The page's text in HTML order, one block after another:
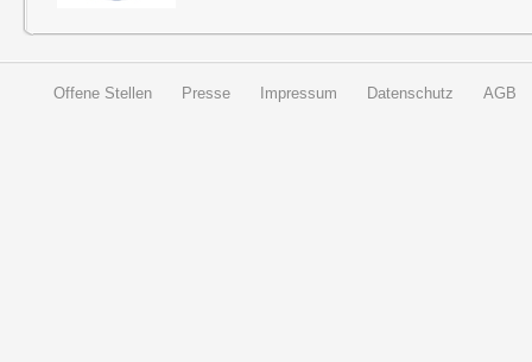
Offene Stellen Presse Impressum Datenschutz AGB